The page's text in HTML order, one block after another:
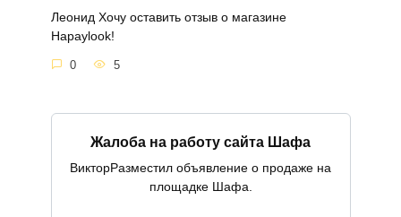
Леонид Хочу оставить отзыв о магазине
Hapaylook!
0 5
Жалоба на работу сайта Шафа
ВикторРазместил объявление о продаже на
площадке Шафа.